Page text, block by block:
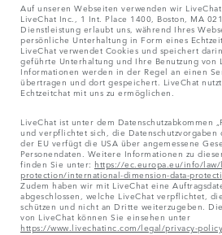
Auf unseren Webseiten verwenden wir
LiveChat Inc., 1 Int. Place 1400, Boston, MA
Dienstleistung erlaubt uns, während Ihres
persönliche Unterhaltung in Form eines
LiveChat verwendet Cookies und speichert
geführte Unterhaltung und Ihre Benutzung von
Informationen werden in der Regel an einen
übertragen und dort gespeichert. LiveChat
Echtzeitchat mit uns zu ermöglichen.
LiveChat ist unter dem Datenschutzabkommen
und verpflichtet sich, die Datenschutzvorgaben
der EU verfügt die USA über angemessene
Personendaten. Weitere Informationen zu
finden Sie unter: https://ec.europa.eu/info/law/
protection/international-dimension-data-
Zudem haben wir mit LiveChat eine
abgeschlossen, welche LiveChat verpflichtet,
schützen und nicht an Dritte weiterzugeben.
von LiveChat können Sie einsehen unter
https://www.livechatinc.com/legal/privacy-